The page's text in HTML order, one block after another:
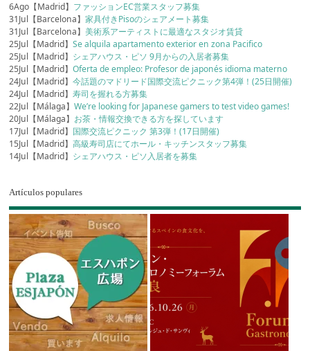
6Ago【Madrid】 ファッションEC営業スタッフ募集
31Jul【Barcelona】家具付きPisoのシェアメート募集
31Jul【Barcelona】美術系アーティストに最適なスタジオ賃貸
25Jul【Madrid】Se alquila apartamento exterior en zona Pacifico
25Jul【Madrid】 シェアハウス・ピソ 9月からの入居者募集
25Jul【Madrid】Oferta de empleo: Profesor de japonés idioma materno
24Jul【Madrid】今話題のマドリード国際交流ピクニック第4弾！(25日開催)
24Jul【Madrid】寿司を握れる方募集
22Jul【Málaga】We’re looking for Japanese gamers to test video games!
20Jul【Málaga】 お茶・情報交換できる方を探しています
17Jul【Madrid】 国際交流ピクニック 第3弾！(17日開催)
15Jul【Madrid】高級寿司店にてホール・キッチンスタッフ募集
14Jul【Madrid】 シェアハウス・ピソ入居者を募集
Artículos populares